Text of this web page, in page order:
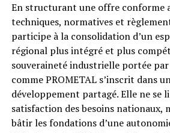
En structurant une offre conforme
techniques, normatives et
participe à la consolidation d’un
régional plus intégré et plus
souveraineté industrielle portée
comme PROMETAL s’inscrit dans
développement partagé. Elle ne se
satisfaction des besoins nationaux,
bâtir les fondations d’une